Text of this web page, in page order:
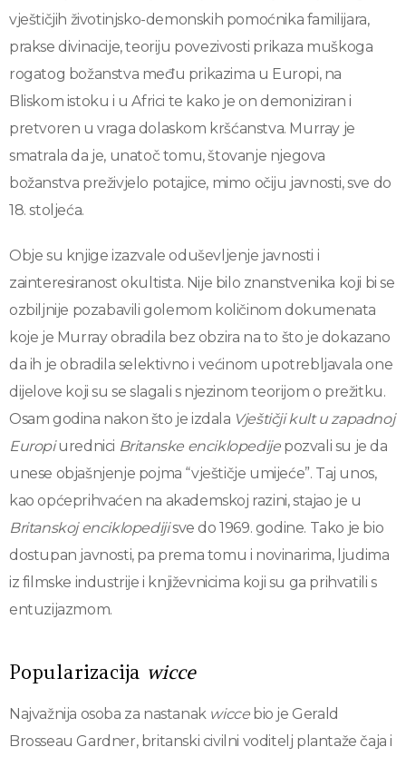
vještičjih životinjsko-demonskih pomoćnika familijara,
prakse divinacije, teoriju povezivosti prikaza muškoga
rogatog božanstva među prikazima u Europi, na
Bliskom istoku i u Africi te kako je on demoniziran i
pretvoren u vraga dolaskom kršćanstva. Murray je
smatrala da je, unatoč tomu, štovanje njegova
božanstva preživjelo potajice, mimo očiju javnosti, sve do
18. stoljeća.
Obje su knjige izazvale oduševljenje javnosti i
zainteresiranost okultista. Nije bilo znanstvenika koji bi se
ozbiljnije pozabavili golemom količinom dokumenata
koje je Murray obradila bez obzira na to što je dokazano
da ih je obradila selektivno i većinom upotrebljavala one
dijelove koji su se slagali s njezinom teorijom o prežitku.
Osam godina nakon što je izdala Vještičji kult u zapadnoj
Europiurednici Britanske enciklopedijepozvali su je da
unese objašnjenje pojma “vještičje umijeće”. Taj unos,
kao općeprihvaćen na akademskoj razini, stajao je u
Britanskoj enciklopedijisve do 1969. godine. Tako je bio
dostupan javnosti, pa prema tomu i novinarima, ljudima
iz filmske industrije i književnicima koji su ga prihvatili s
entuzijazmom.
Popularizacija wicce
Najvažnija osoba za nastanak wiccebio je Gerald
Brosseau Gardner, britanski civilni voditelj plantaže čaja i